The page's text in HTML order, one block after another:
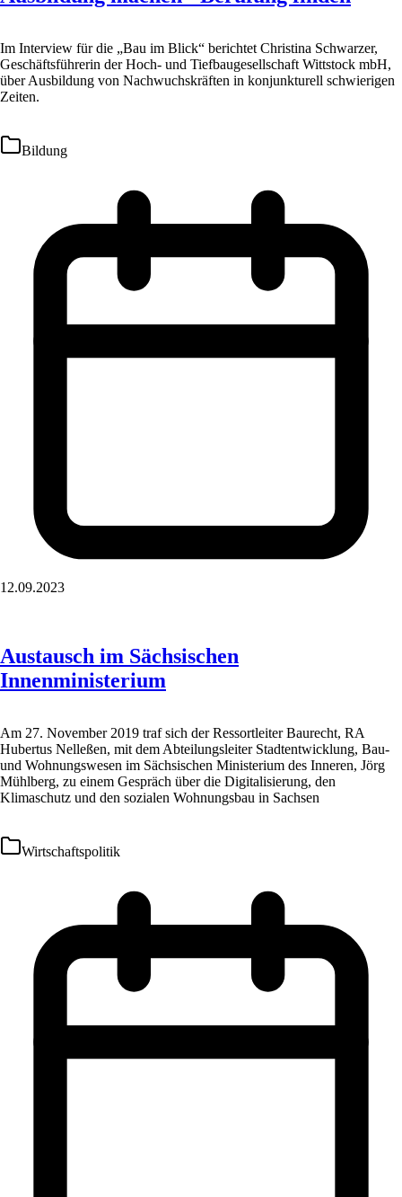
Im Interview für die „Bau im Blick“ berichtet Christina Schwarzer,
Geschäftsführerin der Hoch- und Tiefbaugesellschaft Wittstock mbH,
über Ausbildung von Nachwuchskräften in konjunkturell schwierigen
Zeiten.
Bildung
12.09.2023
Austausch im Sächsischen
Innenministerium
Am 27. November 2019 traf sich der Ressortleiter Baurecht, RA
Hubertus Nelleßen, mit dem Abteilungsleiter Stadtentwicklung, Bau-
und Wohnungswesen im Sächsischen Ministerium des Inneren, Jörg
Mühlberg, zu einem Gespräch über die Digitalisierung, den
Klimaschutz und den sozialen Wohnungsbau in Sachsen
Wirtschaftspolitik